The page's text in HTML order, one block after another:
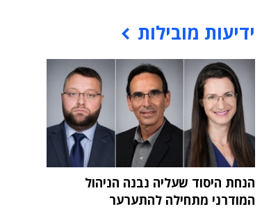
ידיעות מובילות
הנחת היסוד שעליה נבנה הניהול
המודרני מתחילה להתערער